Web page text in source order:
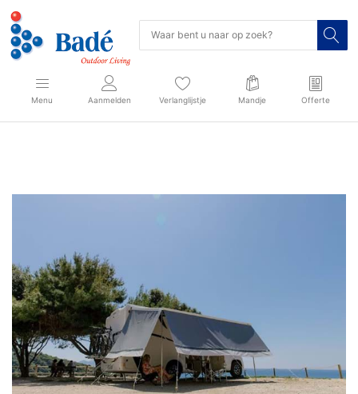
Menu Aanmelden Verlanglijstje Mandje Offerte